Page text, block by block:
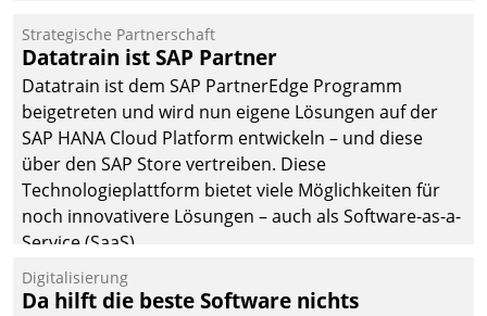
Einsparungen durch optimierte und automatisierte
Prozesse. Doch man darf nicht zu viel erwarten: Allein
mit der Einführung einer neuen Software ist es nicht
getan. Die Digitalisierung erfordert von Unternehmen
die Bereitschaft, sich zu überprüfen, zu hinterfragen
und zu verändern.
Strategische Partnerschaft
Datatrain ist SAP Partner
Datatrain ist dem SAP PartnerEdge Programm
beigetreten und wird nun eigene Lösungen auf der
SAP HANA Cloud Platform entwickeln – und diese
über den SAP Store vertreiben. Diese
Technologieplattform bietet viele Möglichkeiten für
noch innovativere Lösungen – auch als Software-as-a-
Service (SaaS).
Digitalisierung
Da hilft die beste Software nichts